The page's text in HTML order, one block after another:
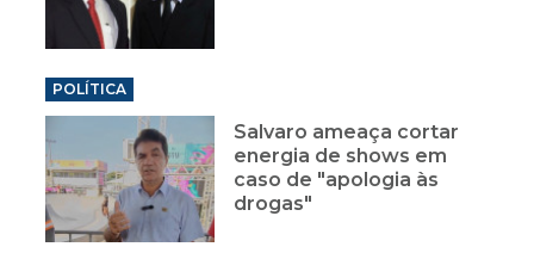
POLÍTICA
Salvaro ameaça cortar
energia de shows em
caso de "apologia às
drogas"